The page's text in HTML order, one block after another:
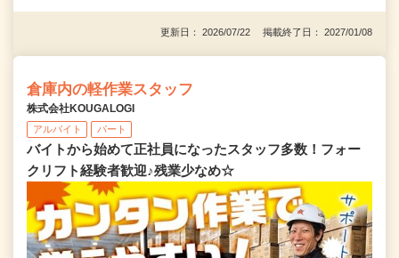
更新日： 2026/07/22 掲載終了日： 2027/01/08
倉庫内の軽作業スタッフ
株式会社KOUGALOGI
アルバイト パート
バイトから始めて正社員になったスタッフ多数！フォー
クリフト経験者歓迎♪残業少なめ☆